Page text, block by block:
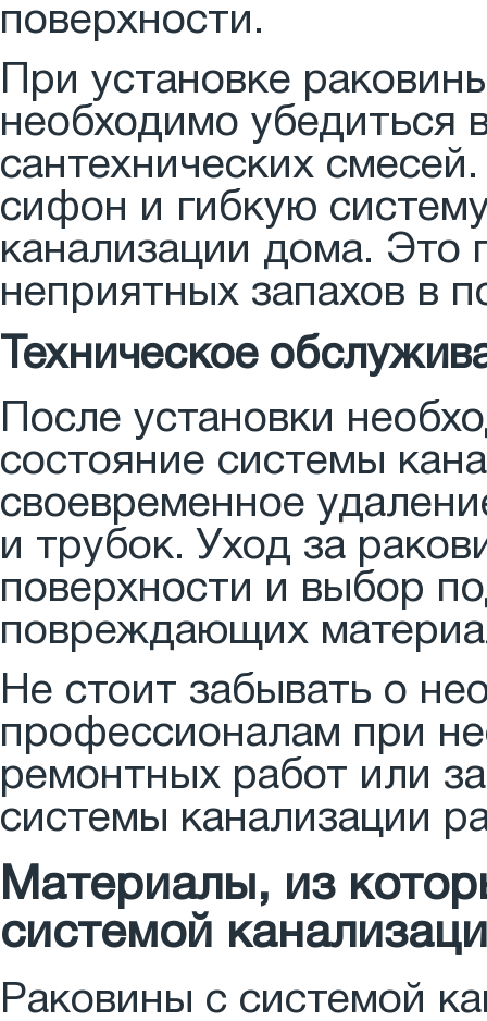
поверхности.
При установке
необходимо убедиться
сантехнических
сифон и гибкую
канализации дома. Это
неприятных запахов в
Техническое
После установки
состояние системы
своевременное
и трубок. Уход за
поверхности и выбор
повреждающих
Не стоит забывать о
профессионалам при
ремонтных работ или
системы канализации
Материалы, из
системой
Раковины с системой